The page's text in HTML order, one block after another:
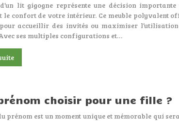
lit gigogne représente une décision
le confort de votre intérieur. Ce meuble polyvalent
accueillir des invités ou maximiser l’utilisation
ses multiples configurations et…
choisir pour une fille ?
prénom est un moment unique et mémorable qui